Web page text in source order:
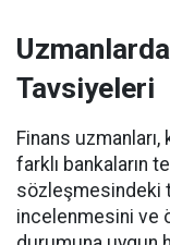
Tavsiyeleri
Finans
farklı bankaların
sözleşmesindeki
incelenmesini ve